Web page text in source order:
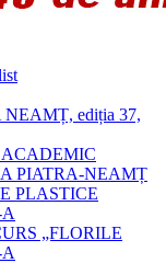
ediția 37,
ACADEMIC
PIATRA-NEAMȚ
PLASTICE
„FLORILE